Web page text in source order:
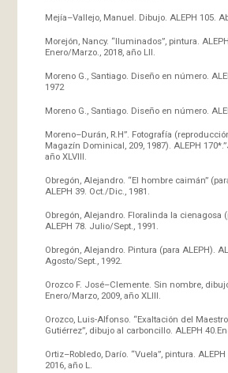
Mejía–Vallejo, Manuel. Dibujo. ALEPH 105.
Morejón, Nancy. “Iluminados”, pintura.
Enero/Marzo., 2018, año LII.
Moreno G., Santiago. Diseño en número.
1972
Moreno G., Santiago. Diseño en número.
Moreno–Durán, R.H”. Fotografía
Magazín Dominical, 209, 1987). ALEPH
año XLVIII.
Obregón, Alejandro. “El hombre caimán”
ALEPH 39. Oct./Dic., 1981.
Obregón, Alejandro. Floralinda la cienagosa
ALEPH 78. Julio/Sept., 1991.
Obregón, Alejandro. Pintura (para ALEPH).
Agosto/Sept., 1992.
Orozco F. José–Clemente. Sin nombre,
Enero/Marzo, 2009, año XLIII.
Orozco, Luis-Alfonso. “Exaltación del
Gutiérrez”, dibujo al carboncillo. ALEPH
Ortiz–Robledo, Darío. “Vuela”, pintura.
2016, año L.